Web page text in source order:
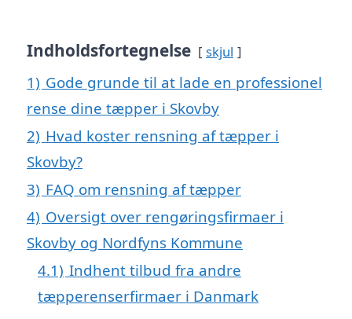
Indholdsfortegnelse skjul
1) Gode grunde til at lade en professionel
rense dine tæpper i Skovby
2) Hvad koster rensning af tæpper i
Skovby?
3) FAQ om rensning af tæpper
4) Oversigt over rengøringsfirmaer i
Skovby og Nordfyns Kommune
4.1) Indhent tilbud fra andre
tæpperenserfirmaer i Danmark